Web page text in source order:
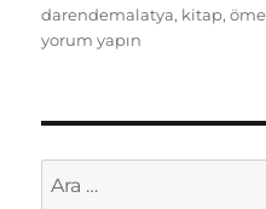
tarihi
darendemalatya, kitap,
yorum yapın
Ara: